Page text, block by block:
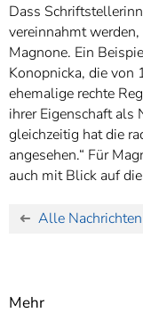
Dass
vereinnahmt
Magnone. Ein
Konopnicka, die
ehemalige rechte
ihrer Eigenschaft als
gleichzeitig hat die
angesehen.“ Für
auch mit Blick auf
Alle Nachrichten
Mehr